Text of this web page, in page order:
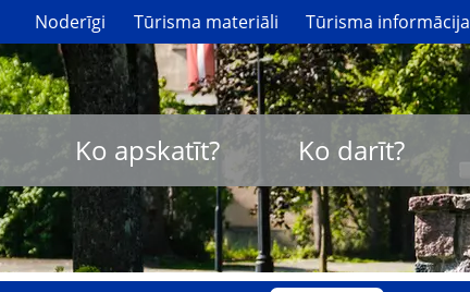
Noderīgi Tūrisma materiāli Tūrisma informācija
Ko apskatīt? Ko darīt?